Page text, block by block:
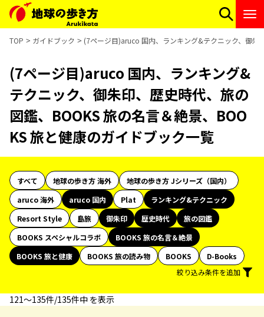
TOP ガイドブック (7ページ目)aruco 国内、ランキング&テクニック、御朱
(7ページ目)aruco 国内、ランキング&
テクニック、御朱印、歴史時代、旅の
図鑑、BOOKS 旅の名言＆絶景、BOO
KS 旅と健康のガイドブック一覧
すべて 地球の歩き方 海外
地球の歩き方 Jシリーズ（国内）
aruco 海外
aruco 国内 Plat
ランキング&テクニック
Resort Style
島旅 御朱印 歴史時代
旅の図鑑
BOOKS スペシャルコラボ
BOOKS 旅の名言＆絶景
BOOKS 旅と健康
BOOKS 旅の読み物 BOOKS
D-Books
絞り込み条件を追加
121〜135件/135件中 を表示